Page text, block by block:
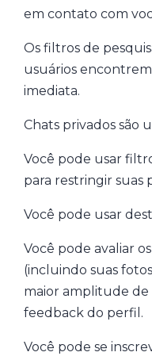
em contato com
Os filtros de
usuários encontrem
imediata.
Chats privados são
Você pode usar
para restringir suas
Você pode usar
Você pode avaliar
(incluindo suas
maior amplitude de
feedback do perfil.
Você pode se